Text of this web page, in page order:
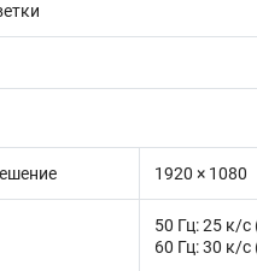
1920 × 1080
50 Гц: 25 к/с
60 Гц: 30 к/с